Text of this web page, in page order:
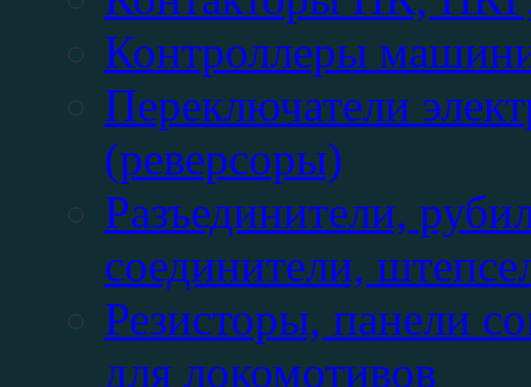
Контроллеры
Переключатели
(реверсоры)
Разъединители,
соединители,
Резисторы, панели
для локомотивов